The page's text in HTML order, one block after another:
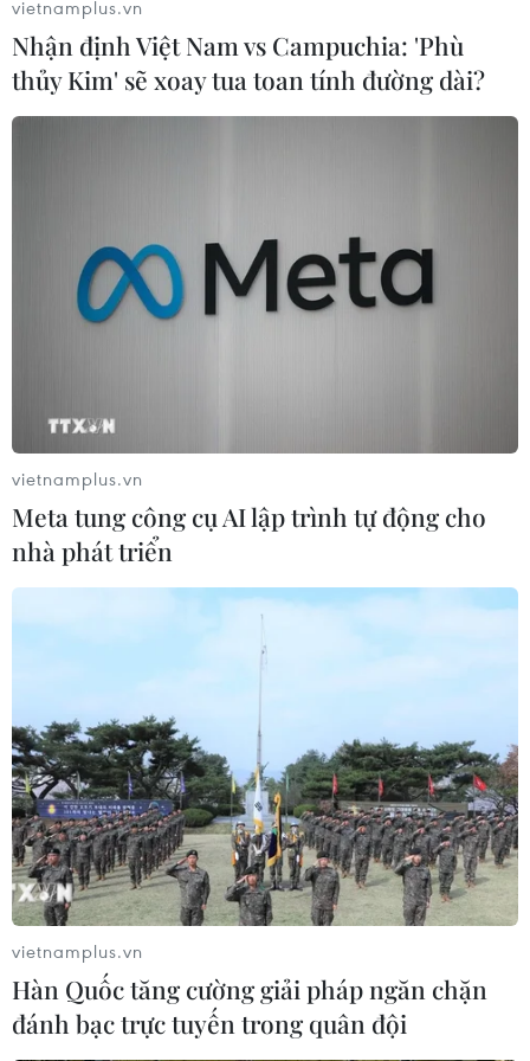
vietnamplus.vn
Nhận định Việt Nam vs Campuchia: 'Phù
thủy Kim' sẽ xoay tua toan tính đường dài?
vietnamplus.vn
Meta tung công cụ AI lập trình tự động cho
nhà phát triển
vietnamplus.vn
Hàn Quốc tăng cường giải pháp ngăn chặn
đánh bạc trực tuyến trong quân đội